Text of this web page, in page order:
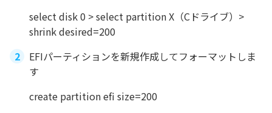
select disk 0 > select partition X（Cドライブ）>
shrink desired=200
EFIパーティションを新規作成してフォーマットしま
す
create partition efi size=200